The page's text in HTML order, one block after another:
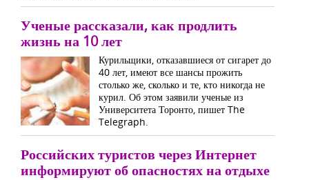
Ученые рассказали, как продлить
жизнь на 10 лет
Курильщики, отказавшиеся от сигарет до
40 лет, имеют все шансы прожить
столько же, сколько и те, кто никогда не
курил. Об этом заявили ученые из
Университета Торонто, пишет The
Telegraph.
Российских туристов через Интернет
информируют об опасностях на отдыхе